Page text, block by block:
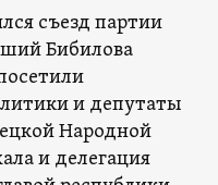
съезд партии
Бибилова
и депутаты
Народной
и делегация